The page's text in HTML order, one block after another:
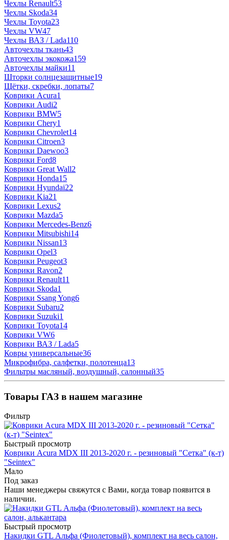
Чехлы Renault53
Чехлы Skoda34
Чехлы Toyota23
Чехлы VW47
Чехлы ВАЗ / Lada110
Авточехлы ткань43
Авточехлы экокожа159
Авточехлы майки11
Шторки солнцезащитные19
Щётки, скребки, лопаты7
Коврики Acura1
Коврики Audi2
Коврики BMW5
Коврики Chery1
Коврики Chevrolet14
Коврики Citroen3
Коврики Daewoo3
Коврики Ford8
Коврики Great Wall2
Коврики Honda15
Коврики Hyundai22
Коврики Kia21
Коврики Lexus2
Коврики Mazda5
Коврики Mercedes-Benz6
Коврики Mitsubishi14
Коврики Nissan13
Коврики Opel3
Коврики Peugeot3
Коврики Ravon2
Коврики Renault11
Коврики Skoda1
Коврики Ssang Yong6
Коврики Subaru2
Коврики Suzuki1
Коврики Toyota14
Коврики VW6
Коврики ВАЗ / Lada5
Ковры универсальные36
Микрофибра, салфетки, полотенца13
Фильтры масляный, воздушный, салонный35
Товары ГАЗ в нашем магазине
Фильтр
Быстрый просмотр
Коврики Acura MDX III 2013-2020 г. - резиновый "Сетка" (к-т)
"Seintex"
Мало
Под заказ
Наши менеджеры свяжутся с Вами, когда товар появится в
наличии.
Быстрый просмотр
Накидки GTL Альфа (Фиолетовый), комплект на весь салон,